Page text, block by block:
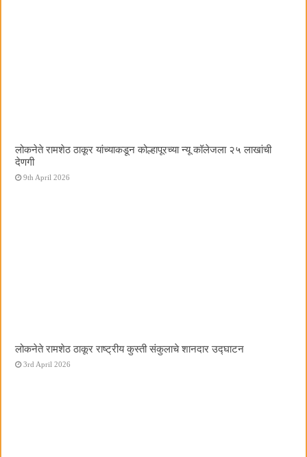
लोकनेते रामशेठ ठाकूर यांच्याकडून कोल्हापूरच्या न्यू कॉलेजला २५ लाखांची
देणगी
9th April 2026
लोकनेते रामशेठ ठाकूर राष्ट्रीय कुस्ती संकुलाचे शानदार उद्घाटन
3rd April 2026